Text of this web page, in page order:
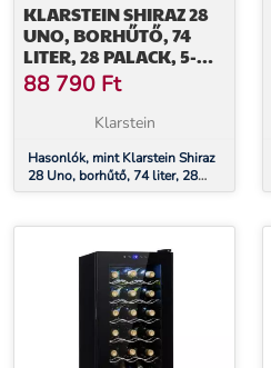
KLARSTEIN SHIRAZ 28
UNO, BORHŰTŐ, 74
LITER, 28 PALACK, 5-
18°C,
ÉRINTŐKÉPERNYŐS
VEZÉRLŐPANEL
88 790 Ft
Klarstein
Hasonlók, mint Klarstein Shiraz
28 Uno, borhűtő, 74 liter, 28
palack, 5-18°C, érintőképernyős